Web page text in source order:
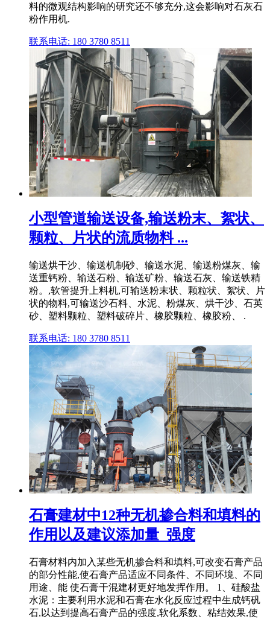
料的微观结构影响的研究还不够充分,这会影响对石灰石
粉作用机.
联系电话: 180 3780 8511
小型管道输送设备,输送粉末、絮状、
颗粒、片状的流质物料 ...
输送烘干沙、输送机制砂、输送水泥、输送粉煤灰、输
送重钙粉、输送石粉、输送矿粉、输送石灰、输送铁精
粉。,软管提升上料机,可输送粉末状、颗粒状、絮状、片
状的物料,可输送沙石料、水泥、粉煤灰、烘干沙、石英
砂、塑料颗粒、塑料破碎片、橡胶颗粒、橡胶粉、 .
联系电话: 180 3780 8511
石膏建材中12种无机掺合料和填料的
作用以及建议添加量_强度
石膏材料内加入某些无机掺合料和填料,可改变石膏产品
的部分性能,使石膏产品适应不同条件、不同环境、不同
用途、能 使石膏干混建材更好地发挥作用。 1、硅酸盐
水泥：主要利用水泥和石膏在水化反应过程中生成钙矾
石,以达到提高石膏产品的强度,软化系数、粘结效果,使